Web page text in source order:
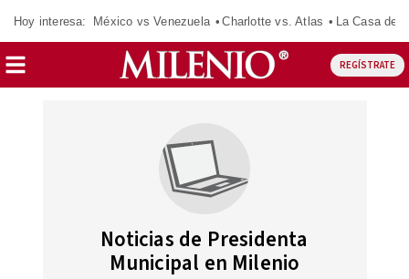
Hoy interesa: México vs Venezuela Charlotte vs. Atlas La Casa de
REGÍSTRATE
Noticias de Presidenta
Municipal en Milenio